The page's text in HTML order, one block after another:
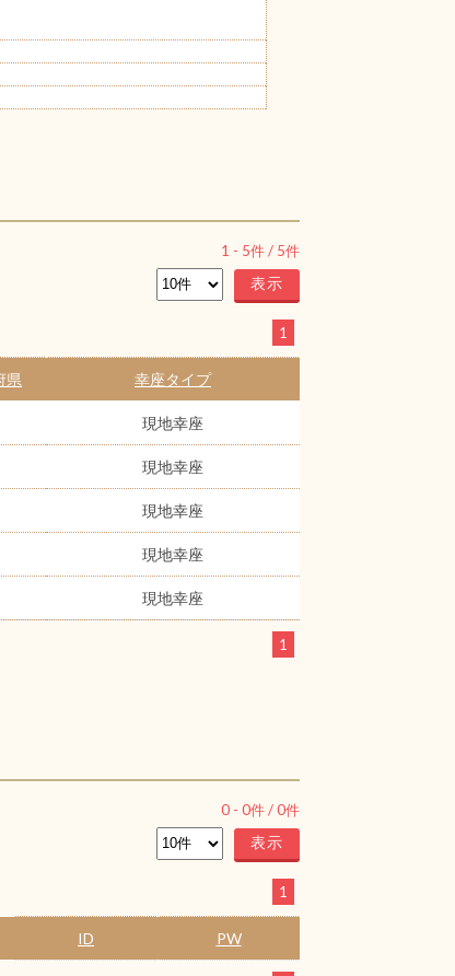
1 - 5件 / 5件
1
県 幸座タイプ
現地幸座
現地幸座
現地幸座
現地幸座
現地幸座
1
0 - 0件 /0件
1
ID PW